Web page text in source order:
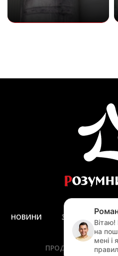
НОВИНИ ЗАПИТАННЯ ТА
ПРОДУКЦІЯ
Вітаю!
на
мені і